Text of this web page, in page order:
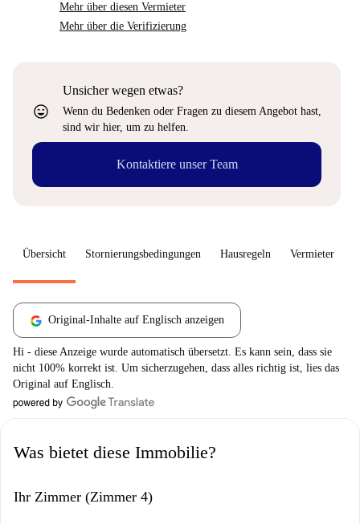
Mehr über diesen Vermieter
Mehr über die Verifizierung
sentiment_very_satisfied
Unsicher wegen etwas?
Wenn du Bedenken oder Fragen zu diesem Angebot hast,
sind wir hier, um zu helfen.
Kontaktiere unser Team
Übersicht Stornierungsbedingungen Hausregeln Vermieter
Original-Inhalte auf Englisch anzeigen
Hi - diese Anzeige wurde automatisch übersetzt. Es kann sein, dass sie
nicht 100% korrekt ist. Um sicherzugehen, dass alles richtig ist, lies das
Original auf Englisch.
Was bietet diese Immobilie?
Ihr Zimmer (Zimmer 4)